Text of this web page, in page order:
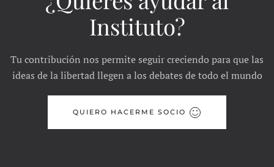
Instituto?
Tu contribución nos permite seguir creciendo para que las
ideas de la libertad llegen a los debates de todo el mundo
QUIERO HACERME SOCIO